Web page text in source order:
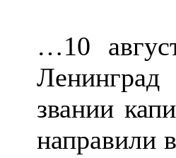
…10
звании
направили